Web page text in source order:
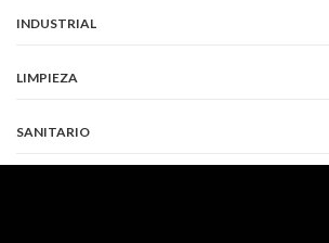
INDUSTRIAL
LIMPIEZA
SANITARIO